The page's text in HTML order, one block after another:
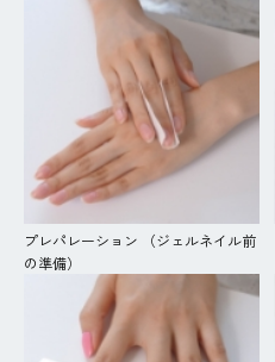
プレパレーション （ジェルネイル前
の準備）